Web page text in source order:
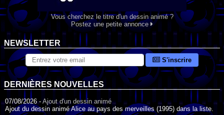
Vous cherchez le titre d'un dessin animé ?
Postez une petite annonce
NEWSLETTER
S'inscrire
DERNIÈRES NOUVELLES
07/08/2026 -Ajout d'un dessin animé
Ajout du dessin animé Alice au pays des merveilles (1995) dans la liste.